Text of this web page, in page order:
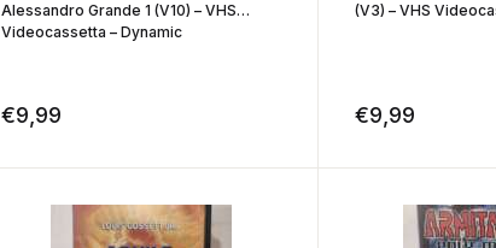
Alessandro Grande 1 (V10) – VHS
Videocassetta – Dynamic
€9,99
(V3) – VHS
€9,99